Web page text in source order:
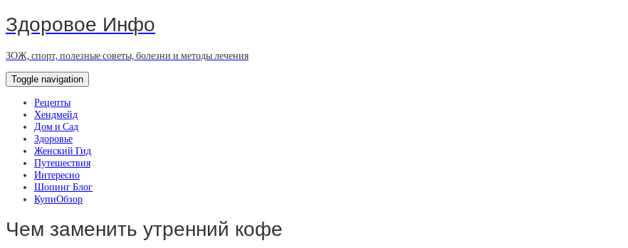
Здоровое Инфо
ЗОЖ, спорт, полезные советы, болезни и методы лечения
Toggle navigation
Рецепты
Хендмейд
Дом и Сад
Здоровье
Женский Гид
Путешествия
Интересно
Шопинг Блог
КупиОбзор
Чем заменить утренний кофе